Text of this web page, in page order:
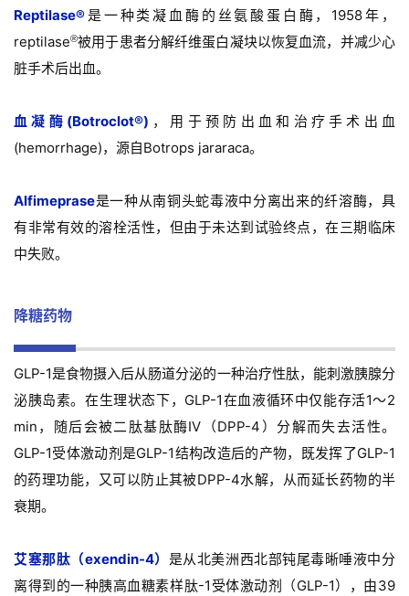
Reptilase®是一种类凝血酶的丝氨酸蛋白酶，1958年，
reptilase®被用于患者分解纤维蛋白凝块以恢复血流，并减少心
脏手术后出血。
血凝酶(Botroclot®) ，用于预防出血和治疗手术出血
(hemorrhage)，源自Botrops jararaca。
Alfimeprase是一种从南铜头蛇毒液中分离出来的纤溶酶，具
有非常有效的溶栓活性，但由于未达到试验终点，在三期临床
中失败。
降糖药物
GLP-1是食物摄入后从肠道分泌的一种治疗性肽，能刺激胰腺分
泌胰岛素。在生理状态下，GLP-1在血液循环中仅能存活1～2
min，随后会被二肽基肽酶IV（DPP-4）分解而失去活性。
GLP-1受体激动剂是GLP-1结构改造后的产物，既发挥了GLP-1
的药理功能，又可以防止其被DPP-4水解，从而延长药物的半
衰期。
艾塞那肽（exendin-4） 是从北美洲西北部钝尾毒晰唾液中分
离得到的一种胰高血糖素样肽-1受体激动剂（GLP-1），由39